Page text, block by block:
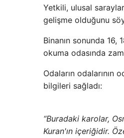
Yetkili, ulusal
gelişme olduğunu
Binanın sonunda 16,
okuma odasında
Odaların odalarının
bilgileri sağladı:
“Buradaki karolar,
Kuran'ın içeriğidir.